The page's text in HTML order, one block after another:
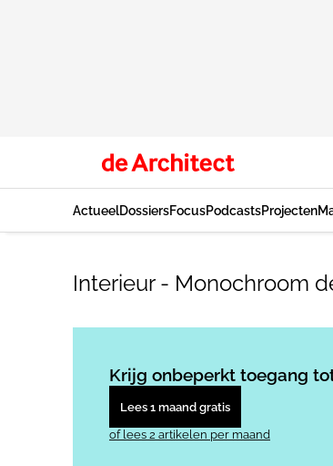
ActueelDossiersFocusPodcastsProjecten
Interieur - Monochroom
Krijg onbeperkt toegang
Lees 1 maand gratis
of lees 2 artikelen per maand